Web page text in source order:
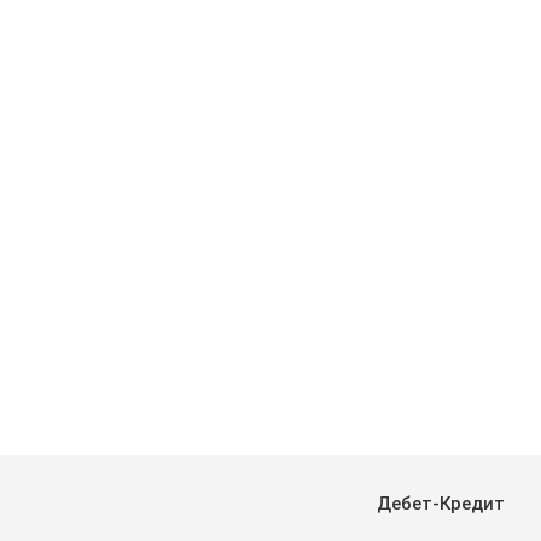
Дебет-Кредит